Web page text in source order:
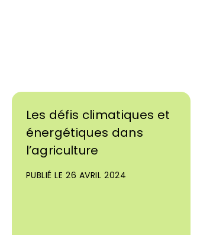
Les défis climatiques et
énergétiques dans
l’agriculture
PUBLIÉ LE 26 AVRIL 2024